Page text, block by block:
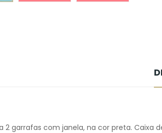
2 garrafas com janela, na cor preta. Caixa